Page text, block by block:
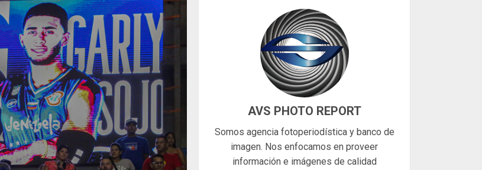
AVS PHOTO REPORT
Somos agencia fotoperiodística y banco de
imagen. Nos enfocamos en proveer
información e imágenes de calidad